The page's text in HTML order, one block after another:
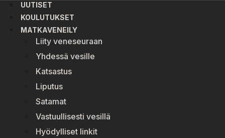
UUTISET
KOULUTUKSET
MATKAVENEILY
Liity veneseuraan
Yhdessä vesille
Katsastus
Liputus
Satamat
Vastuullisesti vesillä
Hyödylliset linkit